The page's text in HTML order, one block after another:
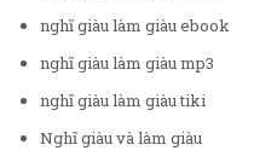
nghĩ giàu làm giàu ebook
nghĩ giàu làm giàu mp3
nghĩ giàu làm giàu tiki
Nghĩ giàu và làm giàu